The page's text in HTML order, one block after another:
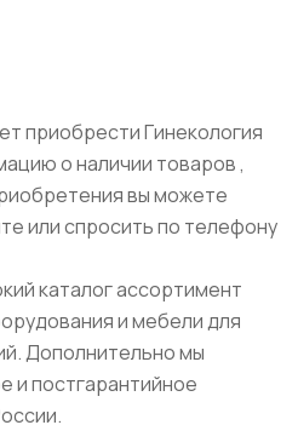
приобрести Гинекология
о наличии товаров ,
вы можете
или спросить по телефону
каталог ассортимент
и мебели для
Дополнительно мы
и постгарантийное